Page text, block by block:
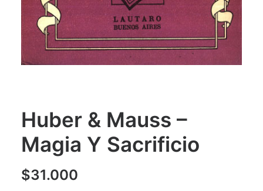
LOGIN / REGISTER
CART
Huber & Mauss –
Magia Y Sacrificio
$31.000